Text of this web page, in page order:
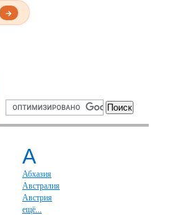
→
А
Абхазия
Австралия
Австрия
ещё...